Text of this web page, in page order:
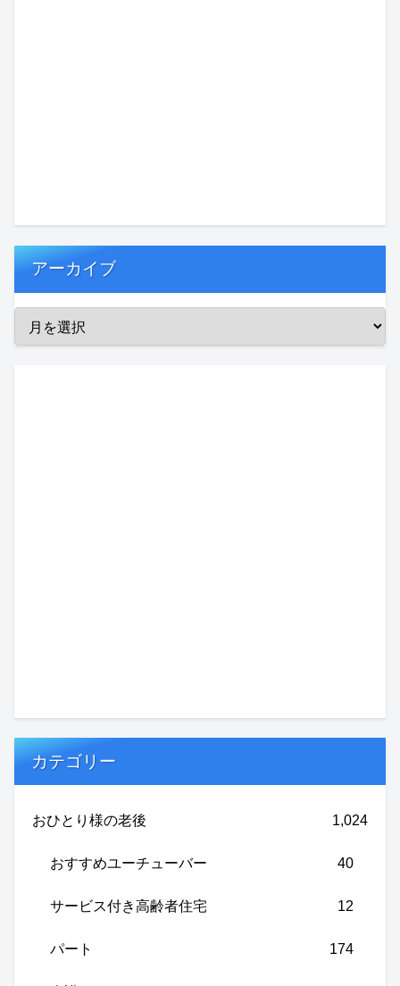
アーカイブ
カテゴリー
おひとり様の老後 1,024
おすすめユーチューバー 40
サービス付き高齢者住宅 12
パート 174